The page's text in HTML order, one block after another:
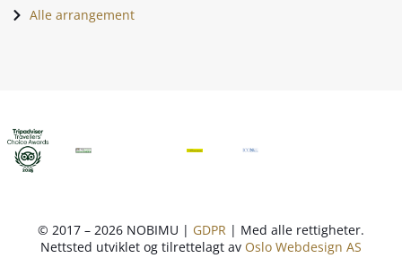
Alle arrangement
© 2017 – 2026 NOBIMU | GDPR | Med alle rettigheter.
Nettsted utviklet og tilrettelagt av Oslo Webdesign AS